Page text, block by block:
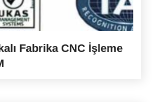
Fabrika CNC İşleme